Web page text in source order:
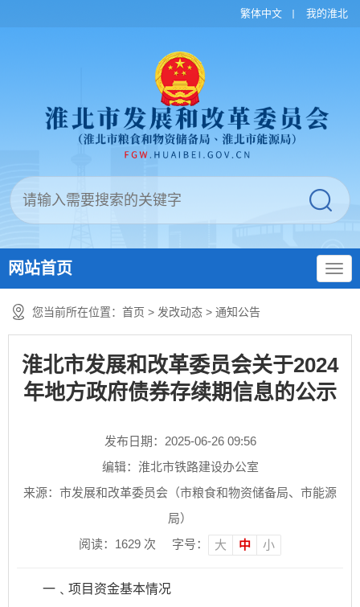
繁体中文 我的淮北
网站首页
您当前所在位置： 首页 > 发改动态 > 通知公告
淮北市发展和改革委员会关于2024
年地方政府债券存续期信息的公示
发布日期：2025-06-26 09:56
编辑：淮北市铁路建设办公室
来源：市发展和改革委员会（市粮食和物资储备局、市能源
局）
阅读： 1629 次 字号： 大 中 小
一﹑项目资金基本情况